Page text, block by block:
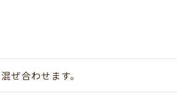
ぜ合わせます。